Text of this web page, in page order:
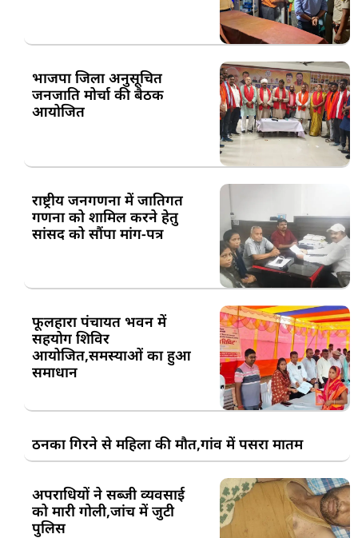
भाजपा जिला अनुसूचित
जनजाति मोर्चा की बैठक
आयोजित
राष्ट्रीय जनगणना में जातिगत
गणना को शामिल करने हेतु
सांसद को सौंपा मांग-पत्र
फूलहारा पंचायत भवन में
सहयोग शिविर
आयोजित,समस्याओं का हुआ
समाधान
ठनका गिरने से महिला की मौत,गांव में पसरा मातम
अपराधियों ने सब्जी व्यवसाई
को मारी गोली,जांच में जुटी
पुलिस